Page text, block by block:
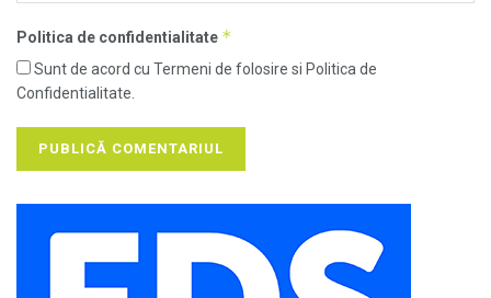
Politica de confidentialitate *
Sunt de acord cu Termeni de folosire si Politica de
Confidentialitate.